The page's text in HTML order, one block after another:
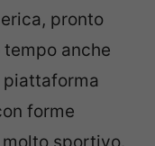
pronto
anche
piattaforma
forme
sportivo.